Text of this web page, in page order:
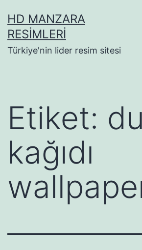
geçHD MANZARA
RESIMLERI
Türkiye'nin lider resim sitesi
Etiket:
kağıdı